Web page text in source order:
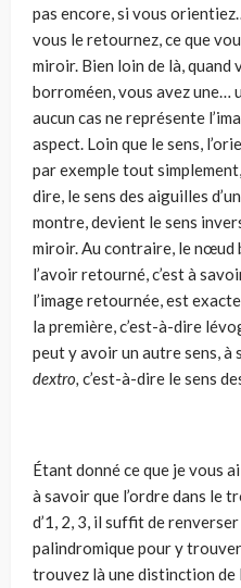
pas encore, si vous
vous le retournez, ce que
miroir. Bien loin de là,
borroméen, vous avez une…
aucun cas ne représente
aspect. Loin que le sens,
par exemple tout
dire, le sens des aiguilles
montre, devient le sens
miroir. Au contraire, le nœud
l’avoir retourné, c’est à
l’image retournée, est
la première, c’est-à-dire
peut y avoir un autre sens,
dextro, c’est-à-dire le sens
Étant donné ce que je vous
à savoir que l’ordre dans le
d’1, 2, 3, il suffit de
palindromique pour y
trouvez là une distinction de